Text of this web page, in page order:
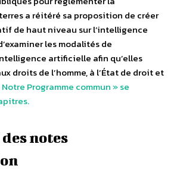
a réitéré sa proposition de créer
de haut niveau sur l’intelligence
les modalités de
artificielle afin qu’elles
droits de l’homme, à l’État de droit et
Programme commun » se
notes